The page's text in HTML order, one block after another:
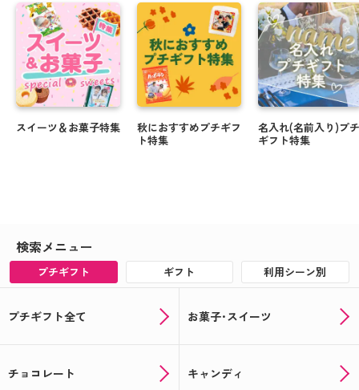
スイーツ＆お菓子特集
秋におすすめプチギフ
ト特集
名入れ(名前入り)プチ
ギフト特集
検索メニュー
プチギフト ギフト 利用シーン別
プチギフト全て お菓子･スイーツ
チョコレート キャンディ